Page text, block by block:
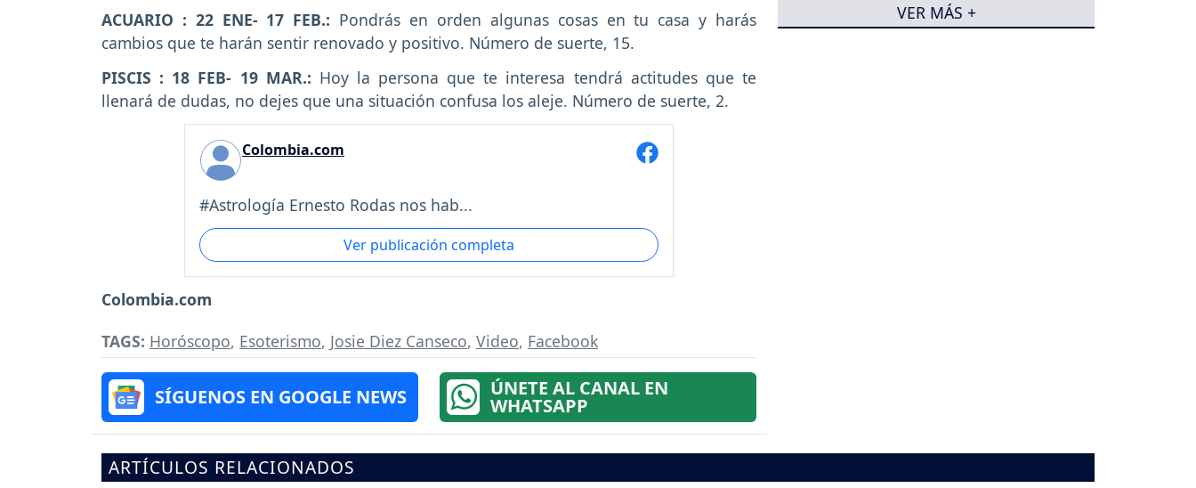
ACUARIO : 22 ENE- 17 FEB.: Pondrás en orden algunas cosas en tu casa y harás
cambios que te harán sentir renovado y positivo. Número de suerte, 15.
PISCIS : 18 FEB- 19 MAR.: Hoy la persona que te interesa tendrá actitudes que te
llenará de dudas, no dejes que una situación confusa los aleje. Número de suerte, 2.
Colombia.com
#Astrología Ernesto Rodas nos hab...
Ver publicación completa
Colombia.com
TAGS: Horóscopo, Esoterismo, Josie Diez Canseco, Video, Facebook
SÍGUENOS EN GOOGLE NEWS ÚNETE AL CANAL EN
WHATSAPP
VER MÁS +
ARTÍCULOS RELACIONADOS